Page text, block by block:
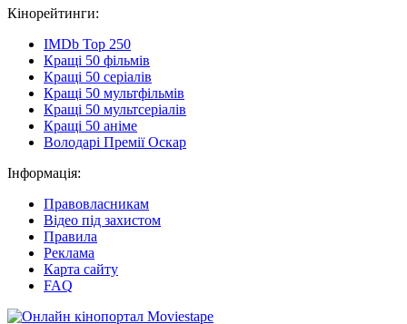
Кінорейтинги:
IMDb Top 250
Кращі 50 фільмів
Кращі 50 серіалів
Кращі 50 мультфільмів
Кращі 50 мультсеріалів
Кращі 50 аніме
Володарі Премії Оскар
Інформація:
Правовласникам
Відео під захистом
Правила
Реклама
Карта сайту
FAQ